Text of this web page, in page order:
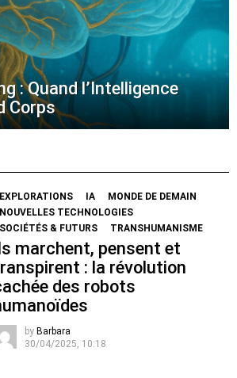
: Quand l’Intelligence
Corps
EXPLORATIONS IA
MONDE DE DEMAIN
NOUVELLES TECHNOLOGIES
SOCIÉTÉS & FUTURS
TRANSHUMANISME
Ils marchent, pensent et
: la révolution
des robots
by Barbara
30/04/2025, 10:18